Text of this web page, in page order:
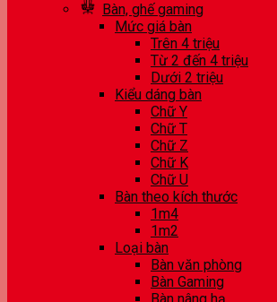
Bàn, ghế gaming
Mức giá bàn
Trên 4 triệu
Từ 2 đến 4 triệu
Dưới 2 triệu
Kiểu dáng bàn
Chữ Y
Chữ T
Chữ Z
Chữ K
Chữ U
Bàn theo kích thước
1m4
1m2
Loại bàn
Bàn văn phòng
Bàn Gaming